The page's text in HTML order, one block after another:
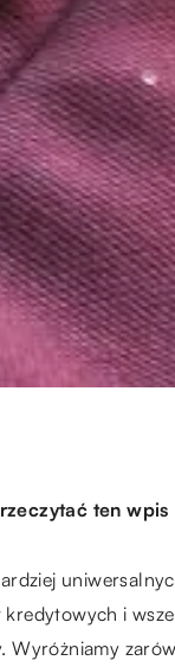
ten wpis
i
Wyróżniamy